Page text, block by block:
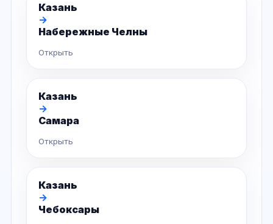
Казань
→
Набережные Челны
Открыть
Казань
→
Самара
Открыть
Казань
→
Чебоксары